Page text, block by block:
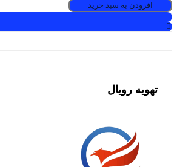
افزودن به سبد خرید
تهویه رویال